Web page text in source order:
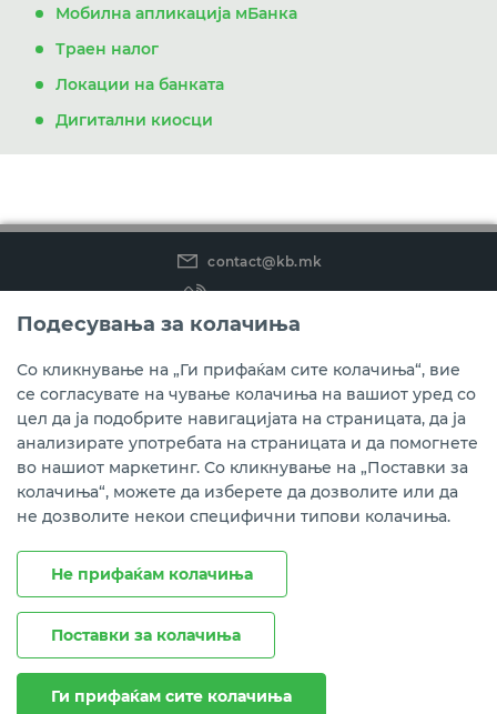
Мобилна апликација мБанка
Траен налог
Локации на банката
Дигитални киосци
contact@kb.mk
(02) 3 296 800
Instagram
LinkedIn
Youtube
Преземете ја мобилната апликација мБанка.
Политика за колачиња
Подесувања за колачиња
Со кликнување на „Ги прифаќам сите колачиња“, вие
се согласувате на чување колачиња на вашиот уред со
цел да ја подобрите навигацијата на страницата, да ја
анализирате употребата на страницата и да помогнете
во нашиот маркетинг. Со кликнување на „Поставки за
колачиња“, можете да изберете да дозволите или да
не дозволите некои специфични типови колачиња.
Не прифаќам колачиња
Поставки за колачиња
Ги прифаќам сите колачиња